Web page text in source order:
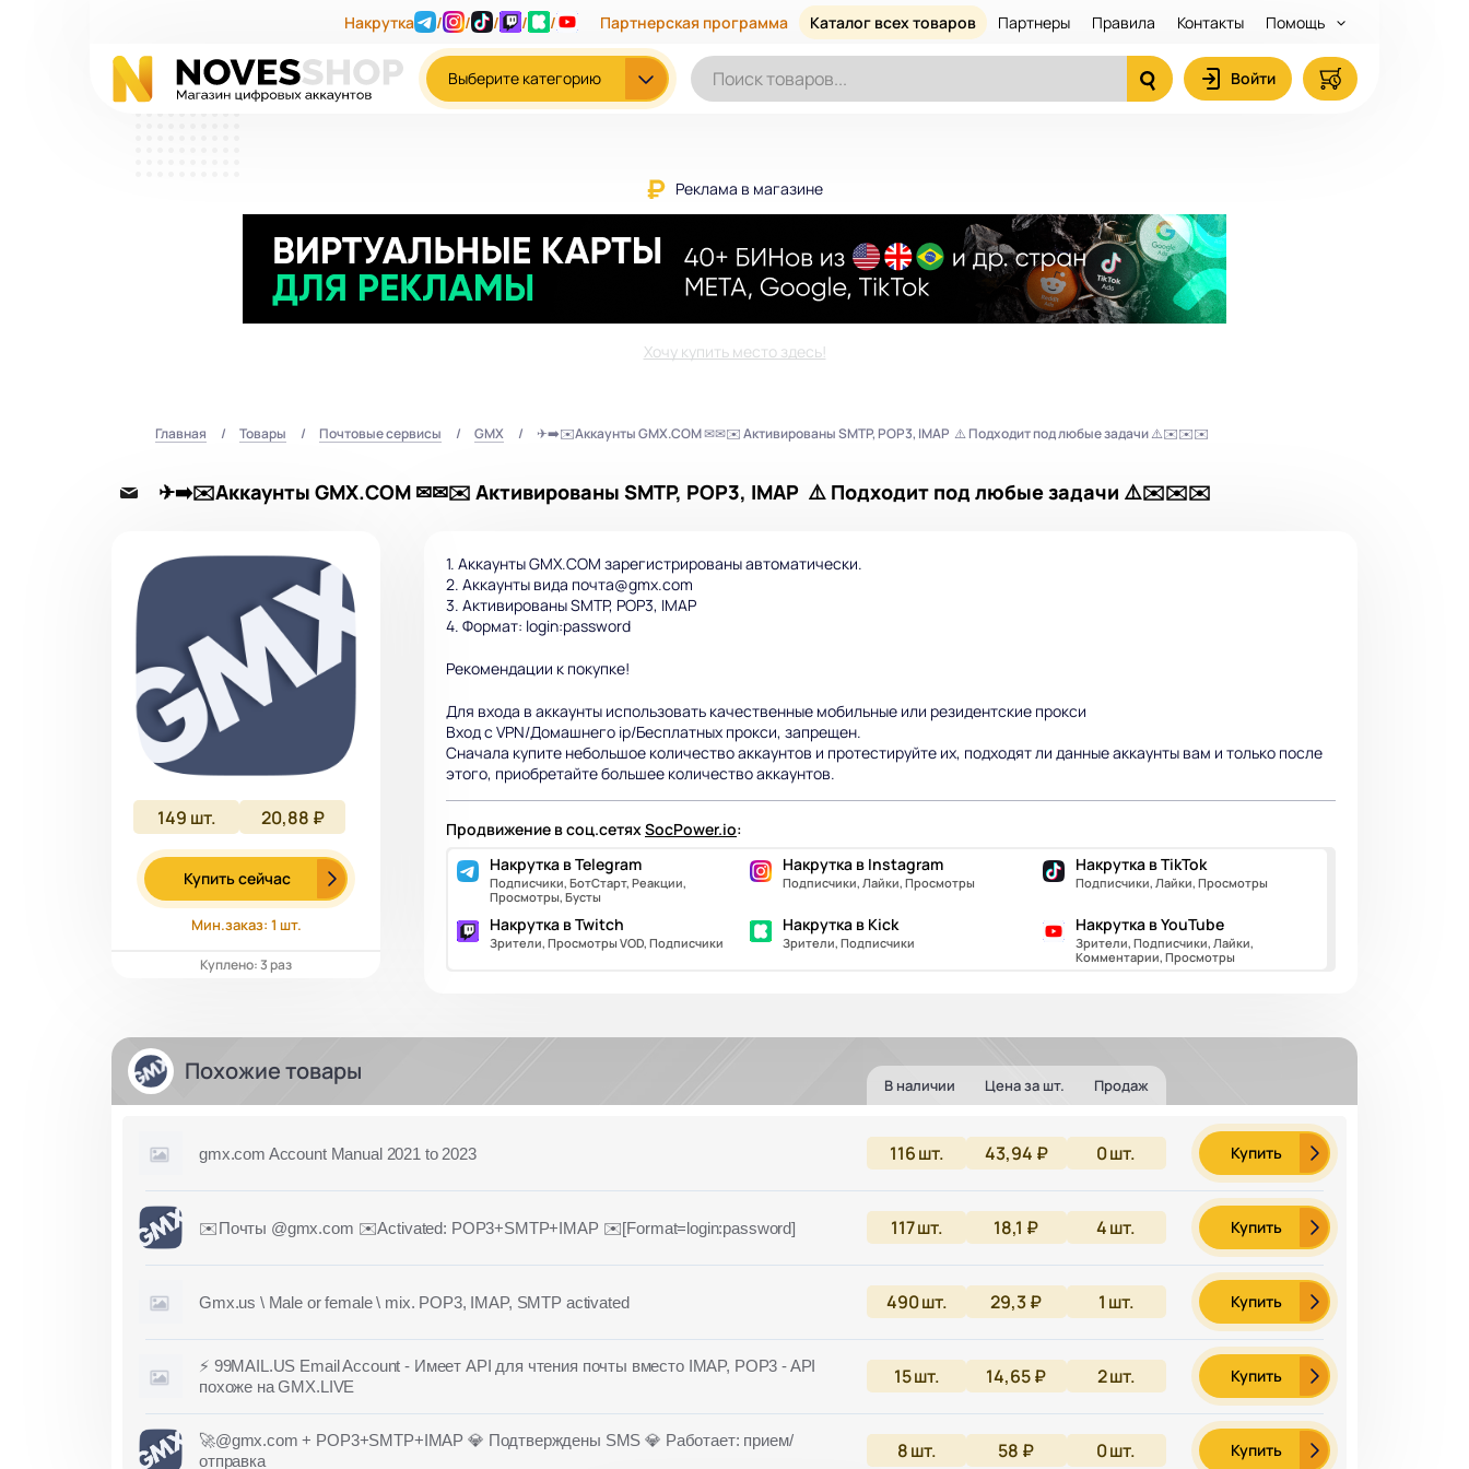
Накрутка / / / / / Партнерская программа Каталог всех товаров Партнеры Правила Контакты Помощь
Выберите категорию Войти
Реклама в магазине
Хочу купить место здесь!
Главная Товары Почтовые сервисы GMX ✈➡️✉️Аккаунты GMX.COM ✉✉✉️ Активированы SMTP, POP3, IMAP ⚠️ Подходит под любые задачи ⚠️✉️✉️✉️
✈➡️✉️Аккаунты GMX.COM ✉✉✉️ Активированы SMTP, POP3, IMAP ⚠️ Подходит под любые задачи ⚠️✉️✉️✉️
149 шт. 20,88 ₽
Купить сейчас
Мин.заказ: 1 шт.
Куплено: 3 раз
1. Аккаунты GMX.COM зарегистрированы автоматически.
2. Аккаунты вида почта@gmx.com
3. Активированы SMTP, POP3, IMAP
4. Формат: login:password
Рекомендации к покупке!
Для входа в аккаунты использовать качественные мобильные или резидентские прокси
Вход с VPN/Домашнего ip/Бесплатных прокси, запрещен.
Сначала купите небольшое количество аккаунтов и протестируйте их, подходят ли данные аккаунты вам и только после
этого, приобретайте большее количество аккаунтов.
Продвижение в соц.сетяхSocPower.io:
Накрутка в Telegram
Подписчики, БотСтарт, Реакции,
Просмотры, Бусты
Накрутка в Instagram
Подписчики, Лайки, Просмотры
Накрутка в TikTok
Подписчики, Лайки, Просмотры
Накрутка в Twitch
Зрители, Просмотры VOD, Подписчики
Накрутка в Kick
Зрители, Подписчики
Накрутка в YouTube
Зрители, Подписчики, Лайки,
Комментарии, Просмотры
Похожие товары В наличии Цена за шт. Продаж
gmx.com Account Manual 2021 to 2023 116шт. 43,94 ₽ 0шт. Купить
✉️Почты @gmx.com ✉️Activated: POP3+SMTP+IMAP ✉️[Format=login:password] 117шт. 18,1 ₽ 4шт. Купить
Gmx.us \ Male or female \ mix. POP3, IMAP, SMTP activated 490шт. 29,3 ₽ 1 шт. Купить
⚡ 99MAIL.US Email Account - Имеет API для чтения почты вместо IMAP, POP3 - API
похоже на GMX.LIVE
15шт. 14,65 ₽ 2шт. Купить
🚀@gmx.com + POP3+SMTP+IMAP 💎 Подтверждены SMS 💎 Работает: прием/
отправка
8шт. 58 ₽ 0шт. Купить